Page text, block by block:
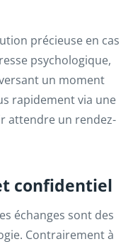
précieuse en cas
psychologique,
un moment
rapidement via une
attendre un rendez-
confidentiel
échanges sont des
Contrairement à